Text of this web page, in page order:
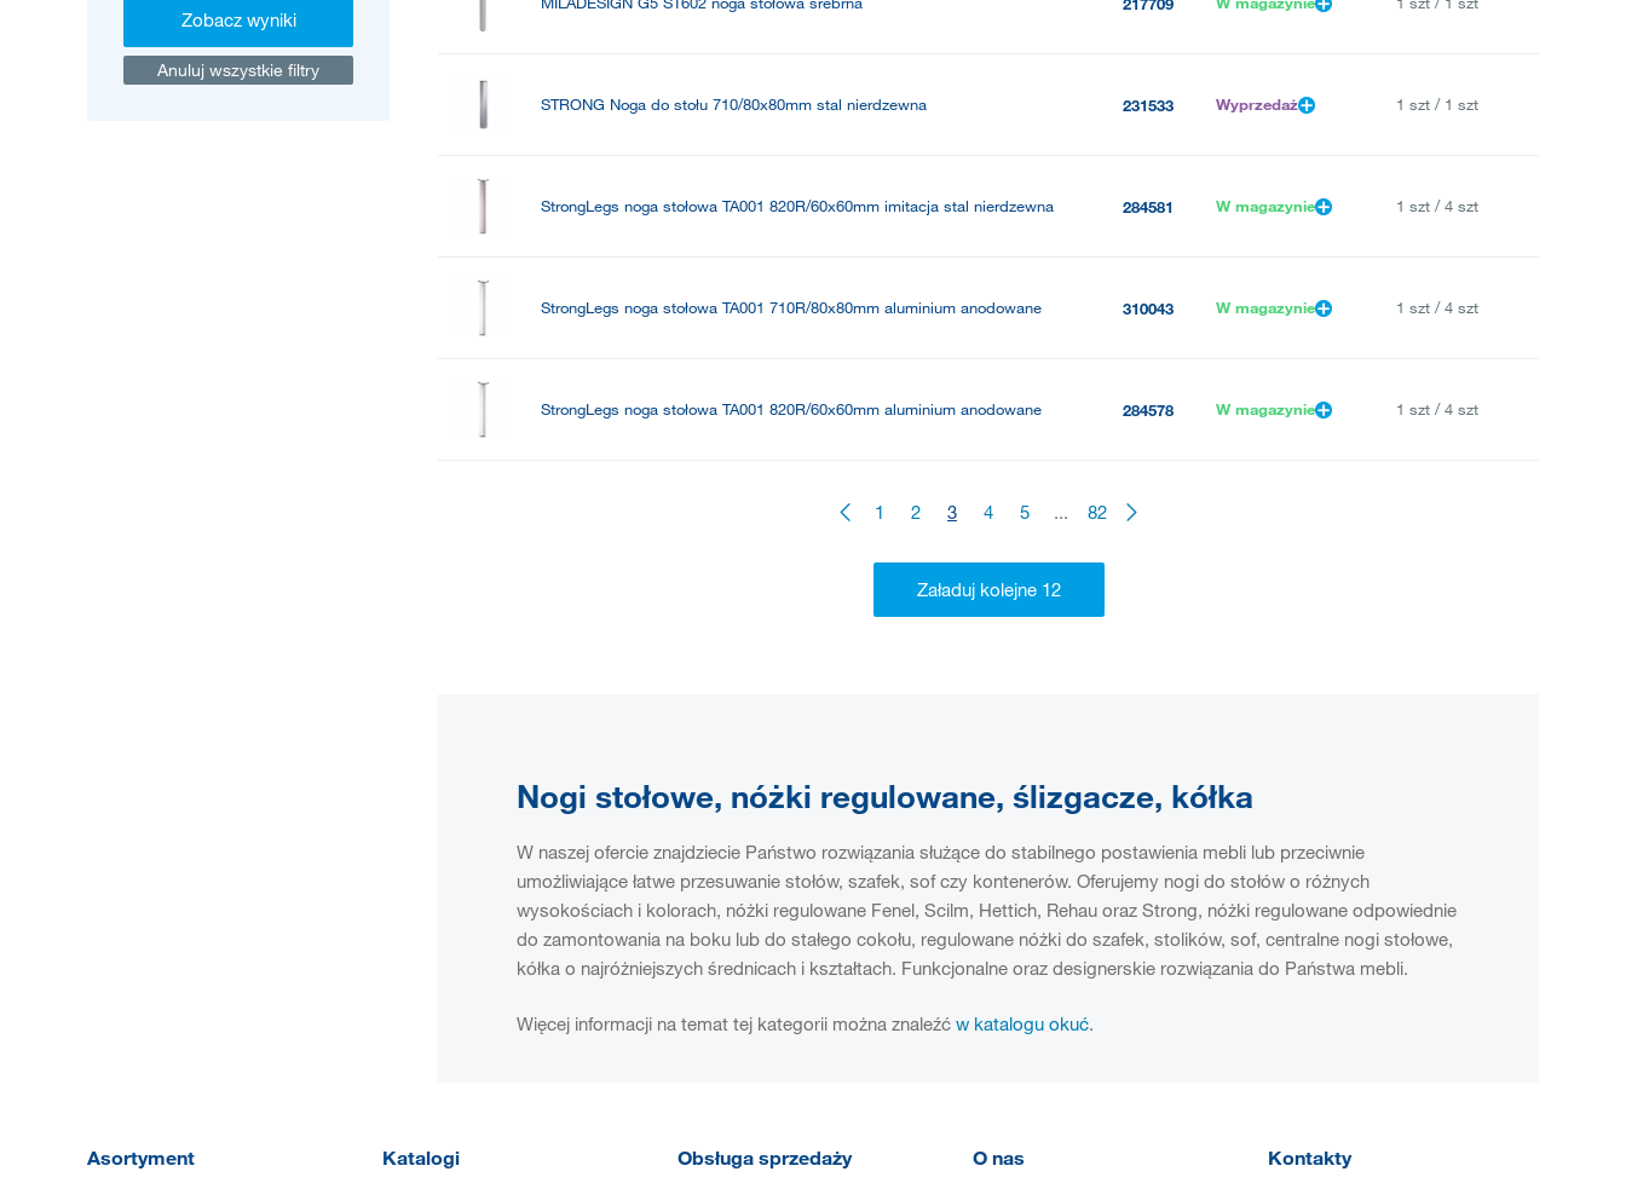
Zobacz wyniki
Anuluj wszystkie filtry
STRONG Noga do stołu 710/80x80mm stal nierdzewna 231533 Wyprzedaż 1 szt / 1 szt
StrongLegs noga stołowa TA001 820R/60x60mm imitacja stal nierdzewna 284581 W magazynie 1 szt / 4 szt
StrongLegs noga stołowa TA001 710R/80x80mm aluminium anodowane 310043 W magazynie 1 szt / 4 szt
StrongLegs noga stołowa TA001 820R/60x60mm aluminium anodowane 284578 W magazynie 1 szt / 4 szt
1 2 3 4 5 ... 82
Nogi stołowe, nóżki regulowane, ślizgacze, kółka
W naszej ofercie znajdziecie Państwo rozwiązania służące do stabilnego postawienia mebli lub przeciwnie
umożliwiające łatwe przesuwanie stołów, szafek, sof czy kontenerów. Oferujemy nogi do stołów o różnych
wysokościach i kolorach, nóżki regulowane Fenel, Scilm, Hettich, Rehau oraz Strong, nóżki regulowane odpowiednie
do zamontowania na boku lub do stałego cokołu, regulowane nóżki do szafek, stolików, sof, centralne nogi stołowe,
kółka o najróżniejszych średnicach i kształtach. Funkcjonalne oraz designerskie rozwiązania do Państwa mebli.
Więcej informacji na temat tej kategorii można znaleźć w katalogu okuć.
Asortyment Katalogi Obsługa sprzedaży O nas Kontakty